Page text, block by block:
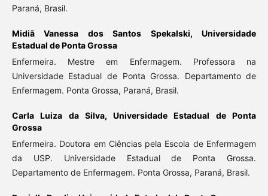
Paraná, Brasil.
Midiã Vanessa dos Santos Spekalski,Universidade
Estadual de Ponta Grossa
Enfermeira. Mestre em Enfermagem. Professora na
Universidade Estadual de Ponta Grossa. Departamento de
Enfermagem. Ponta Grossa, Paraná, Brasil.
Carla Luiza da Silva,Universidade Estadual de Ponta
Grossa
Enfermeira. Doutora em Ciências pela Escola de Enfermagem
da USP. Universidade Estadual de Ponta Grossa.
Departamento de Enfermagem. Ponta Grossa, Paraná, Brasil.